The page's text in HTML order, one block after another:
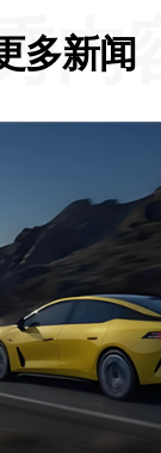
多新闻
内容